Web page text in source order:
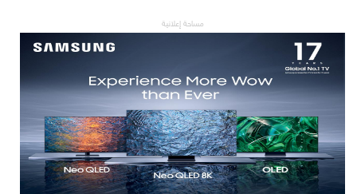
مساحة إعلانية